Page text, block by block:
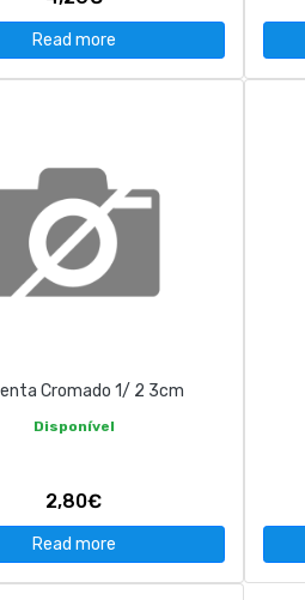
Read more
Cromado 1/ 2 3cm
Disponível
2,80€
Read more